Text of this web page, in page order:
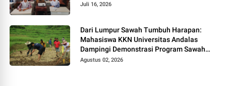
Juli 16, 2026
Dari Lumpur Sawah Tumbuh Harapan:
Mahasiswa KKN Universitas Andalas
Dampingi Demonstrasi Program Sawah
Pokok Murah di Jorong Bayua
Agustus 02, 2026